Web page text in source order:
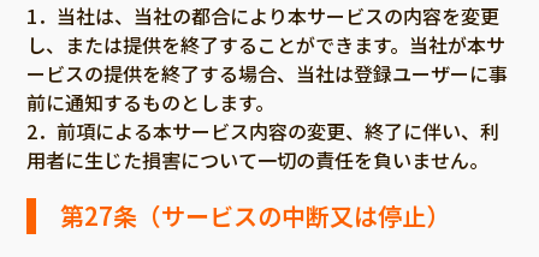
1．当社は、当社の都合により本サービスの内容を変更
し、または提供を終了することができます。当社が本サ
ービスの提供を終了する場合、当社は登録ユーザーに事
前に通知するものとします。
2．前項による本サービス内容の変更、終了に伴い、利
用者に生じた損害について一切の責任を負いません。
第27条（サービスの中断又は停止）